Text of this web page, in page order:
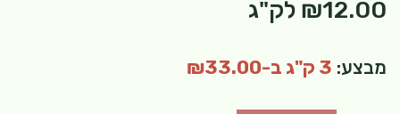
₪12.00 לק"ג
מבצע: 3 ק"ג ב-₪33.00